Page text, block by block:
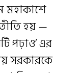
মহাকাশে
হয় —
পঢ়াও’ এর
সরকারকে